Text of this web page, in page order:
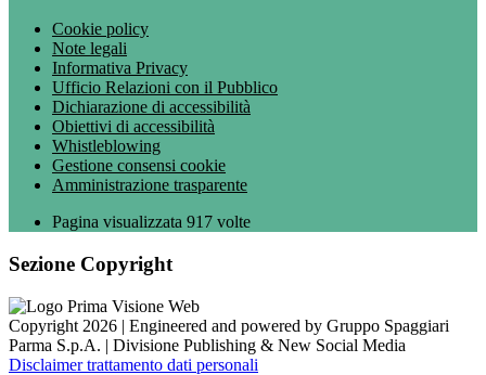
Cookie policy
Note legali
Informativa Privacy
Ufficio Relazioni con il Pubblico
Dichiarazione di accessibilità
Obiettivi di accessibilità
Whistleblowing
Gestione consensi cookie
Amministrazione trasparente
Pagina visualizzata 917 volte
Sezione Copyright
Copyright 2026 | Engineered and powered by Gruppo Spaggiari
Parma S.p.A. | Divisione Publishing & New Social Media
Disclaimer trattamento dati personali